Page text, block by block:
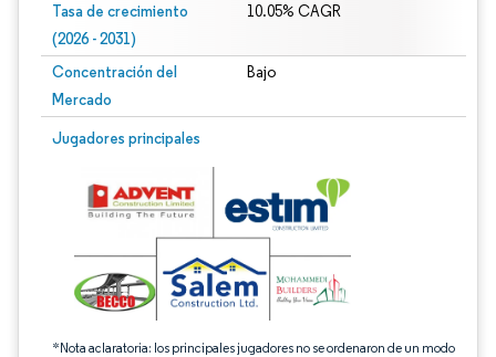
Tasa de crecimiento
(2026 - 2031)
10.05% CAGR
Concentración del
Mercado
Bajo
Jugadores principales
*Nota aclaratoria: los principales jugadores no se ordenaron de un modo
Imagen © Mordor Intelligence. El uso requiere atribución según CC BY 4.0.